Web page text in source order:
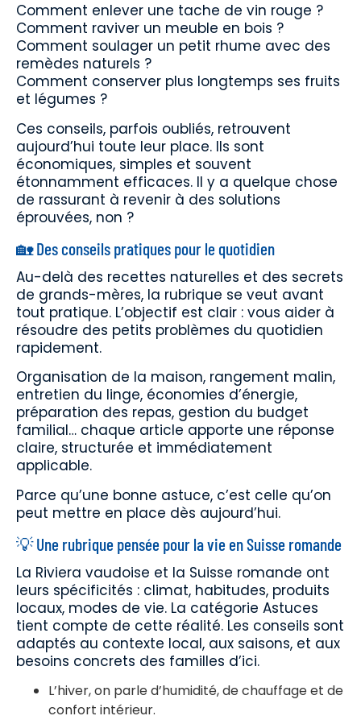
Comment enlever une tache de vin rouge ?
Comment raviver un meuble en bois ?
Comment soulager un petit rhume avec des
remèdes naturels ?
Comment conserver plus longtemps ses fruits
et légumes ?
Ces conseils, parfois oubliés, retrouvent
aujourd’hui toute leur place. Ils sont
économiques, simples et souvent
étonnamment efficaces. Il y a quelque chose
de rassurant à revenir à des solutions
éprouvées, non ?
🏡 Des conseils pratiques pour le quotidien
Au-delà des recettes naturelles et des secrets
de grands-mères, la rubrique se veut avant
tout pratique. L’objectif est clair : vous aider à
résoudre des petits problèmes du quotidien
rapidement.
Organisation de la maison, rangement malin,
entretien du linge, économies d’énergie,
préparation des repas, gestion du budget
familial… chaque article apporte une réponse
claire, structurée et immédiatement
applicable.
Parce qu’une bonne astuce, c’est celle qu’on
peut mettre en place dès aujourd’hui.
💡 Une rubrique pensée pour la vie en Suisse romande
La Riviera vaudoise et la Suisse romande ont
leurs spécificités : climat, habitudes, produits
locaux, modes de vie. La catégorie Astuces
tient compte de cette réalité. Les conseils sont
adaptés au contexte local, aux saisons, et aux
besoins concrets des familles d’ici.
L’hiver, on parle d’humidité, de chauffage et de
confort intérieur.